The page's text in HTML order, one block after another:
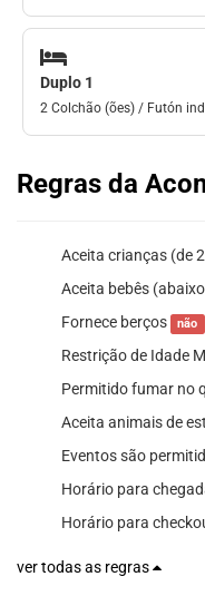
Duplo 1
2 Colchão (ões) / Futón
Regras da
Aceita crianças (de
Aceita bebês
Fornece berços não
Restrição de Idade
Permitido fumar no
Aceita animais de
Eventos são
Horário para
Horário para
ver todas as regras